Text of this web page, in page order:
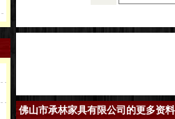
佛山市承林家具有限公司的更多资料